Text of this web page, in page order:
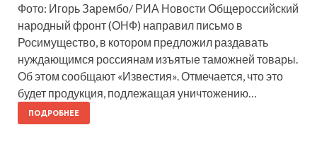
Фото: Игорь Зарембо/ РИА Новости Общероссийский
народный фронт (ОНФ) направил письмо в
Росимущество, в котором предложил раздавать
нуждающимся россиянам изъятые таможней товары.
Об этом сообщают «Известия». Отмечается, что это
будет продукция, подлежащая уничтожению…
ПОДРОБНЕЕ